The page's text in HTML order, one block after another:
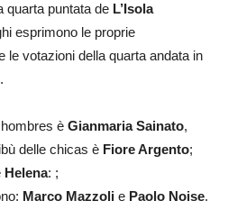
quarta puntata de L’Isola
esprimono le proprie
le votazioni della quarta andata in
hombres è Gianmaria Sainato,
delle chicas è Fiore Argento;
Helena: ;
Marco Mazzoli e Paolo Noise.